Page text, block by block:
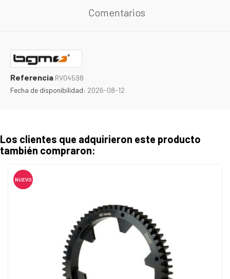
Comentarios
Referencia RV04598
Fecha de disponibilidad: 2026-08-12
Los clientes que adquirieron este producto
también compraron:
NUEVO